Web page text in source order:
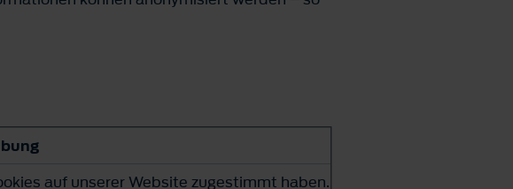
auf unserer Website zugestimmt haben.